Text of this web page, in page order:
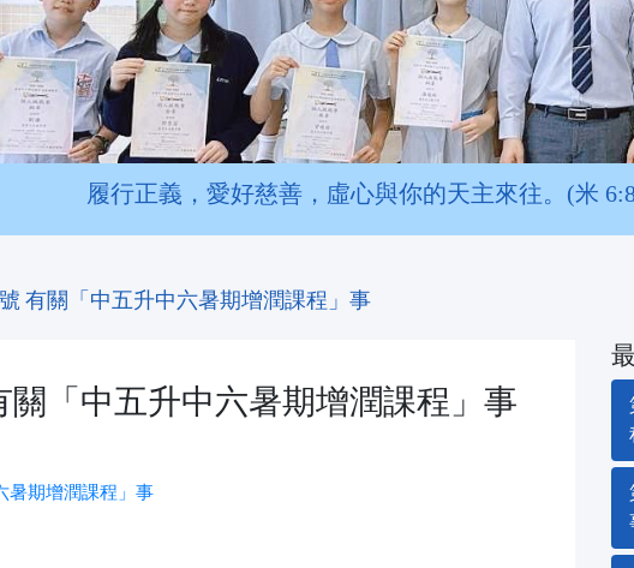
履行正義，愛好慈善，虛心與你的天主來往。(米
有關「中五升中六暑期增潤課程」事
關「中五升中六暑期增潤課程」事
暑期增潤課程」事